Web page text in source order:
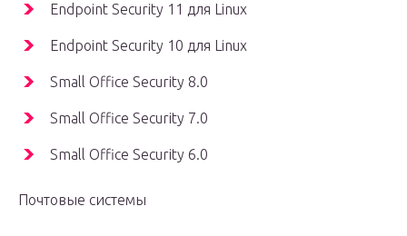
Endpoint Security 11 для Linux
Endpoint Security 10 для Linux
Small Office Security 8.0
Small Office Security 7.0
Small Office Security 6.0
Почтовые системы